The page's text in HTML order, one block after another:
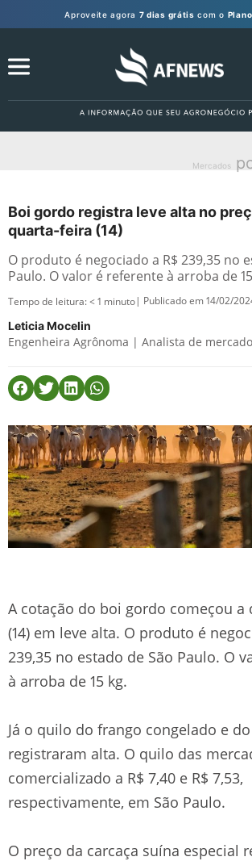
Aproveite agora 7 dias grátis com o
Mercados
Boi gordo registra leve alta no
quarta-feira (14)
O produto é negociado a R$ 239,35 no
Paulo. O valor é referente à arroba de
Tempo de leitura:< 1 minuto| Publicado em 14/02/
Leticia Mocelin
Engenheira Agrônoma | Analista de mercado
A cotação do boi gordo começou a
(14) em leve alta. O produto é
239,35 no estado de São Paulo. O
à arroba de 15 kg.
Já o quilo do frango congelado e
registraram alta. O quilo das
comercializado a R$ 7,40 e R$ 7,53,
respectivamente, em São Paulo.
O preço da carcaça suína especial